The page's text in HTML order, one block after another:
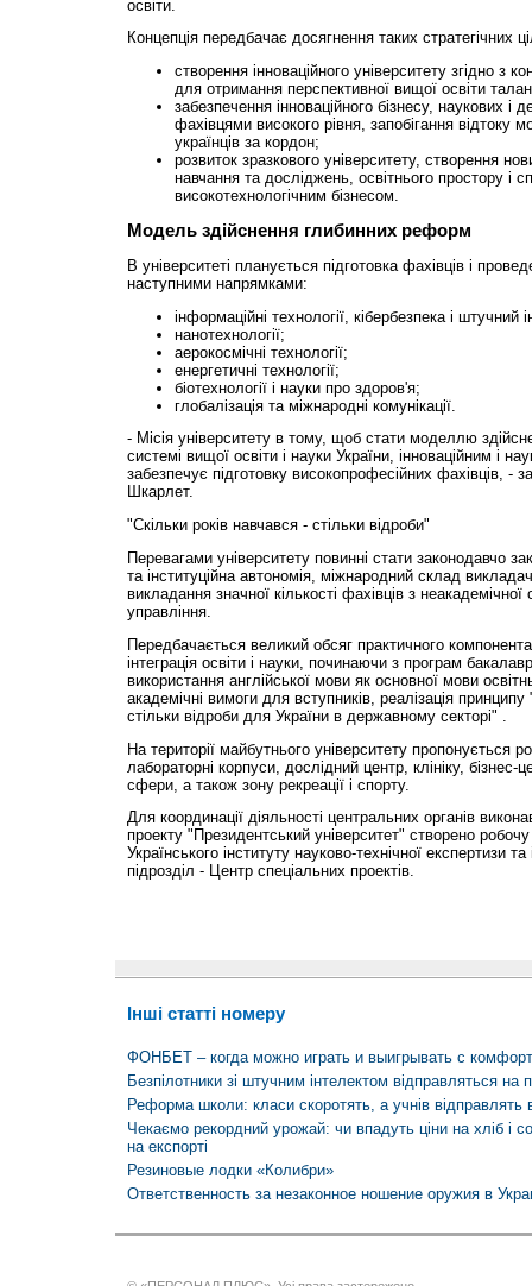
освіти.
Концепція передбачає досягнення таких стратегічних
створення інноваційного університету згідно з
для отримання перспективної вищої освіти
забезпечення інноваційного бізнесу, наукових і
фахівцями високого рівня, запобігання відтоку
українців за кордон;
розвиток зразкового університету, створення
навчання та досліджень, освітнього простору і
високотехнологічним бізнесом.
Модель здійснення глибинних реформ
В університеті планується підготовка фахівців і
наступними напрямками:
інформаційні технології, кібербезпека і штучний
нанотехнології;
аерокосмічні технології;
енергетичні технології;
біотехнології і науки про здоров'я;
глобалізація та міжнародні комунікації.
- Місія університету в тому, щоб стати моделлю
системі вищої освіти і науки України, інноваційним і
забезпечує підготовку високопрофесійних фахівців, -
Шкарлет.
"Скільки років навчався - стільки відроби"
Перевагами університету повинні стати законодавчо
та інституційна автономія, міжнародний склад
викладання значної кількості фахівців з
управління.
Передбачається великий обсяг практичного
інтеграція освіти і науки, починаючи з програм
використання англійської мови як основної мови
академічні вимоги для вступників, реалізація принципу
стільки відроби для України в державному секторі" .
На території майбутнього університету пропонується
лабораторні корпуси, дослідний центр, клініку, бізнес-
сфери, а також зону рекреації і спорту.
Для координації діяльності центральних органів
проекту "Президентський університет" створено робочу
Українського інституту науково-технічної експертизи
підрозділ - Центр спеціальних проектів.
Інші статті номеру
ФОНБЕТ – когда можно играть и выигрывать с
Безпілотники зі штучним інтелектом відправляться на
Реформа школи: класи скоротять, а учнів відправлять
Чекаємо рекордний урожай: чи впадуть ціни на хліб і
на експорті
Резиновые лодки «Колибри»
Ответственность за незаконное ношение оружия в